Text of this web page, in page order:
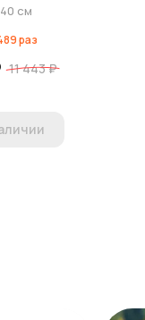
40 см
раз
11 443 ₽